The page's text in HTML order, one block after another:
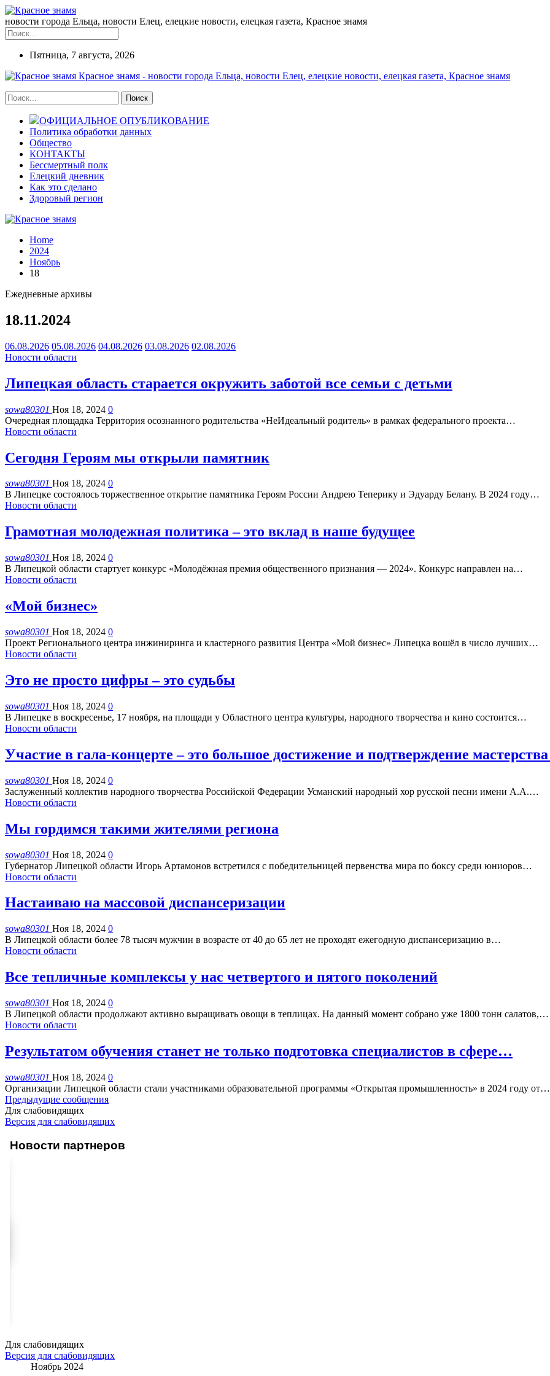
новости города Ельца, новости Елец, елецкие новости, елецкая газета, Красное знамя
Пятница, 7 августа, 2026
Красное знамя - новости города Ельца, новости Елец, елецкие новости, елецкая газета, Красное знамя
ОФИЦИАЛЬНОЕ ОПУБЛИКОВАНИЕ
Политика обработки данных
Общество
КОНТАКТЫ
Бессмертный полк
Елецкий дневник
Как это сделано
Здоровый регион
Home
2024
Ноябрь
18
Ежедневные архивы
18.11.2024
06.08.2026 05.08.2026 04.08.2026 03.08.2026 02.08.2026
Новости области
Липецкая область старается окружить заботой все семьи с детьми
sowa80301 Ноя 18, 2024 0
Очередная площадка Территория осознанного родительства «НеИдеальный родитель» в рамках федерального проекта…
Новости области
Сегодня Героям мы открыли памятник
sowa80301 Ноя 18, 2024 0
В Липецке состоялось торжественное открытие памятника Героям России Андрею Теперику и Эдуарду Белану. В 2024 году…
Новости области
Грамотная молодежная политика – это вклад в наше будущее
sowa80301 Ноя 18, 2024 0
В Липецкой области стартует конкурс «Молодёжная премия общественного признания — 2024». Конкурс направлен на…
Новости области
«Мой бизнес»
sowa80301 Ноя 18, 2024 0
Проект Регионального центра инжиниринга и кластерного развития Центра «Мой бизнес» Липецка вошёл в число лучших…
Новости области
Это не просто цифры – это судьбы
sowa80301 Ноя 18, 2024 0
В Липецке в воскресенье, 17 ноября, на площади у Областного центра культуры, народного творчества и кино состоится…
Новости области
Участие в гала-концерте – это большое достижение и подтверждение
sowa80301 Ноя 18, 2024 0
Заслуженный коллектив народного творчества Российской Федерации Усманский народный хор русской песни имени А.А.…
Новости области
Мы гордимся такими жителями региона
sowa80301 Ноя 18, 2024 0
Губернатор Липецкой области Игорь Артамонов встретился с победительницей первенства мира по боксу среди юниоров…
Новости области
Настаиваю на массовой диспансеризации
sowa80301 Ноя 18, 2024 0
В Липецкой области более 78 тысяч мужчин в возрасте от 40 до 65 лет не проходят ежегодную диспансеризацию в…
Новости области
Все тепличные комплексы у нас четвертого и пятого поколений
sowa80301 Ноя 18, 2024 0
В Липецкой области продолжают активно выращивать овощи в теплицах. На данный момент собрано уже 1800 тонн салатов,…
Новости области
Результатом обучения станет не только подготовка специалистов в сфере…
sowa80301 Ноя 18, 2024 0
Организации Липецкой области стали участниками образовательной программы «Открытая промышленность» в 2024 году от…
Предыдущие сообщения
Для слабовидящих
Версия для слабовидящих
Новости партнеров
Для слабовидящих
Версия для слабовидящих
Ноябрь 2024